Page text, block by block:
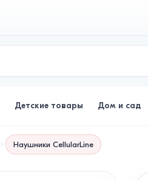
Детские товары Дом и сад
Наушники CellularLine